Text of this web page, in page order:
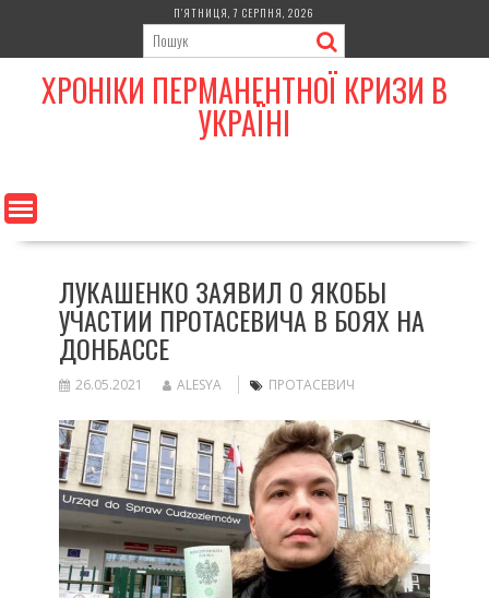
content
П’ЯТНИЦЯ, 7 СЕРПНЯ, 2026
ХРОНІКИ ПЕРМАНЕНТНОЇ КРИЗИ В
УКРАЇНІ
ЛУКАШЕНКО ЗАЯВИЛ О ЯКОБЫ
УЧАСТИИ ПРОТАСЕВИЧА В БОЯХ НА
ДОНБАССЕ
26.05.2021 ALESYA ПРОТАСЕВИЧ